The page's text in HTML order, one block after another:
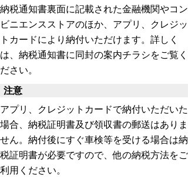
納税通知書裏面に記載された金融機関やコン
ビニエンスストアのほか、アプリ、クレジッ
トカードにより納付いただけます。詳しく
は、納税通知書に同封の案内チラシをご覧く
ださい。
注意
アプリ、クレジットカードで納付いただいた
場合、納税証明書及び領収書の郵送はありま
せん。納付後にすぐ車検等を受ける場合は納
税証明書が必要ですので、他の納税方法をご
利用ください。